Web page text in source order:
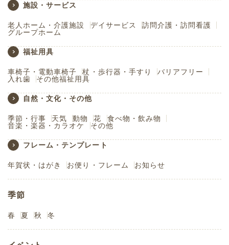
施設・サービス
老人ホーム・介護施設 デイサービス
訪問介護・訪問看護
グループホーム
福祉用具
車椅子・電動車椅子 杖・歩行器・手すり
バリアフリー
入れ歯
その他福祉用具
自然・文化・その他
季節・行事 天気 動物 花
食べ物・飲み物
音楽・楽器・カラオケ
その他
フレーム・テンプレート
年賀状・はがき お便り・フレーム お知らせ
季節
春 夏 秋 冬